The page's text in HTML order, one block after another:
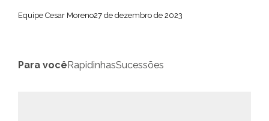
Equipe Cesar Moreno27 de dezembro de 2023
Para vocêRapidinhasSucessões